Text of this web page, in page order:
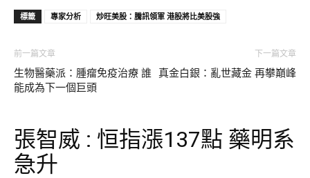
標籤 專家分析 炒旺美股：騰訊領軍 港股將比美股強
前一篇文章
生物醫藥派：腫瘤免疫治療 誰
能成為下一個巨頭
下一篇文章
真金白銀：亂世藏金 再攀巔峰
張智威 : 恒指漲137點 藥明系
急升